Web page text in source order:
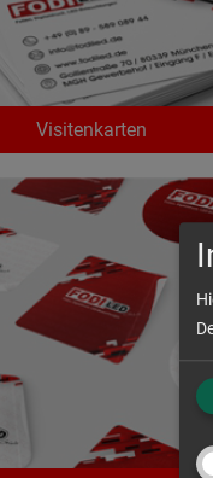
Visitenkarten